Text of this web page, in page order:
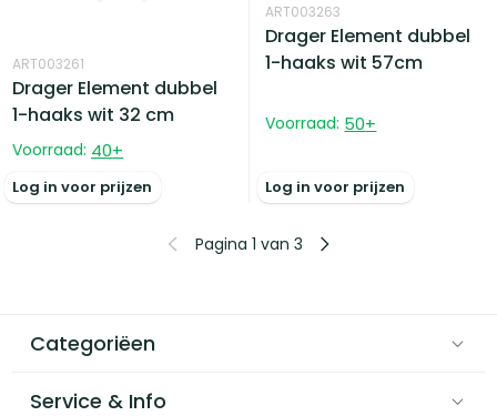
ART003261
Drager Element dubbel
1-haaks wit 32 cm
Voorraad: 40+
Log in voor prijzen
ART003263
Drager Element dubbel
1-haaks wit 57cm
Voorraad: 50+
Log in voor prijzen
Pagina 1 van 3
Categoriëen
Service & Info